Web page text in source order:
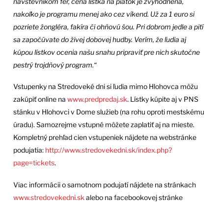
nakoľko je programu menej ako cez víkend. Už za 1 euro si
pozriete žongléra, fakíra či ohňovú šou. Pri dobrom jedle a pití
sa započúvate do živej dobovej hudby. Verím, že ľudia aj
kúpou lístkov ocenia našu snahu pripraviť pre nich skutočne
pestrý trojdňový program.“
Vstupenky na Stredoveké dni si ľudia mimo Hlohovca môžu
zakúpiť online na www.predpredaj.sk. Lístky kúpite aj v PNS
stánku v Hlohovci v Dome služieb (na rohu oproti mestskému
úradu). Samozrejme vstupné môžete zaplatiť aj na mieste.
Kompletný prehľad cien vstupeniek nájdete na webstránke
podujatia: http://www.stredovekedni.sk/index.php?
page=tickets.
Viac informácii o samotnom podujatí nájdete na stránkach
www.stredovekedni.sk alebo na facebookovej stránke